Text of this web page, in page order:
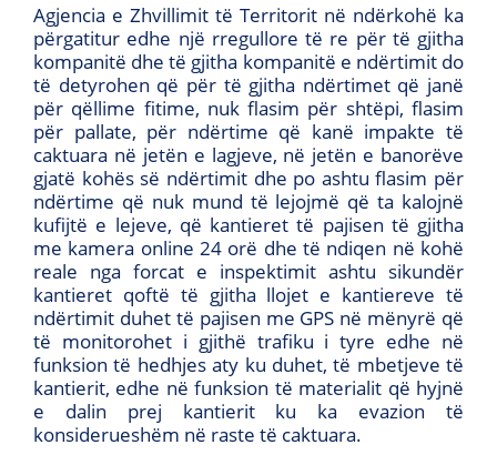
Agjencia e Zhvillimit të Territorit në ndërkohë ka
përgatitur edhe një rregullore të re për të gjitha
kompanitë dhe të gjitha kompanitë e ndërtimit do
të detyrohen që për të gjitha ndërtimet që janë
për qëllime fitime, nuk flasim për shtëpi, flasim
për pallate, për ndërtime që kanë impakte të
caktuara në jetën e lagjeve, në jetën e banorëve
gjatë kohës së ndërtimit dhe po ashtu flasim për
ndërtime që nuk mund të lejojmë që ta kalojnë
kufijtë e lejeve, që kantieret të pajisen të gjitha
me kamera online 24 orë dhe të ndiqen në kohë
reale nga forcat e inspektimit ashtu sikundër
kantieret qoftë të gjitha llojet e kantiereve të
ndërtimit duhet të pajisen me GPS në mënyrë që
të monitorohet i gjithë trafiku i tyre edhe në
funksion të hedhjes aty ku duhet, të mbetjeve të
kantierit, edhe në funksion të materialit që hyjnë
e dalin prej kantierit ku ka evazion të
konsiderueshëm në raste të caktuara.